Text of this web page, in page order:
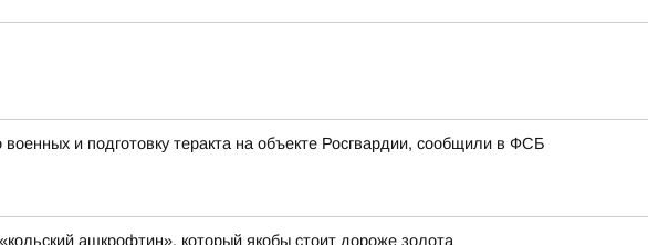
и подготовку теракта на объекте Росгвардии, сообщили в ФСБ
ашкрофтин», который якобы стоит дороже золота